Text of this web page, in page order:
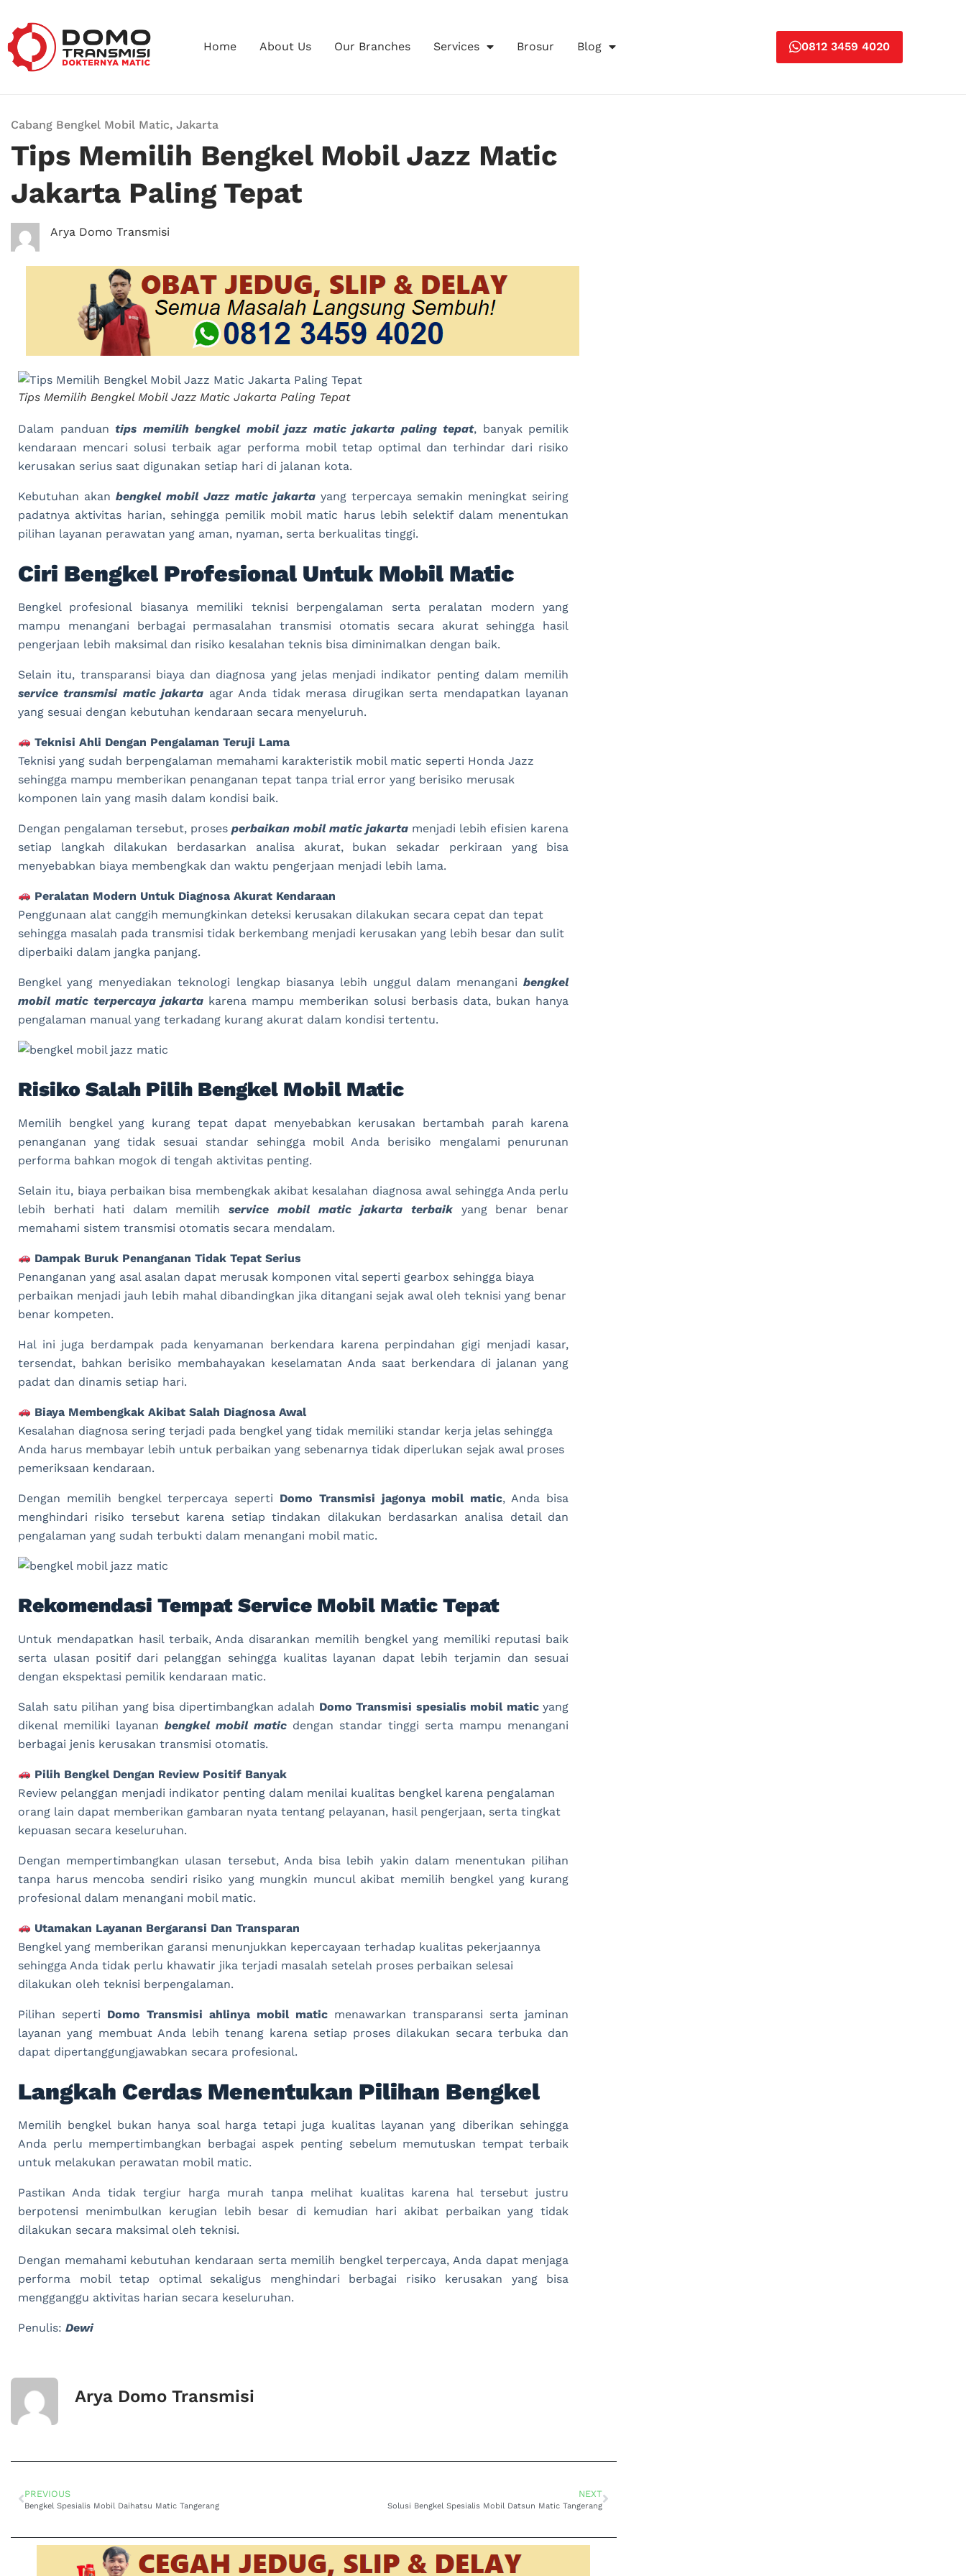
Home About Us Our Branches Services Brosur Blog 0812 3459 4020
Cabang Bengkel Mobil Matic, Jakarta
Tips Memilih Bengkel Mobil Jazz Matic
Jakarta Paling Tepat
Arya Domo Transmisi
Tips Memilih Bengkel Mobil Jazz Matic Jakarta Paling Tepat
Dalam panduantips memilih bengkel mobil jazz matic jakarta paling tepat, banyak pemilik
kendaraan mencari solusi terbaik agar performa mobil tetap optimal dan terhindar dari risiko
kerusakan serius saat digunakan setiap hari di jalanan kota.
Kebutuhan akanbengkel mobil Jazz matic jakartayang terpercaya semakin meningkat seiring
padatnya aktivitas harian, sehingga pemilik mobil matic harus lebih selektif dalam menentukan
pilihan layanan perawatan yang aman, nyaman, serta berkualitas tinggi.
Ciri Bengkel Profesional Untuk Mobil Matic
Bengkel profesional biasanya memiliki teknisi berpengalaman serta peralatan modern yang
mampu menangani berbagai permasalahan transmisi otomatis secara akurat sehingga hasil
pengerjaan lebih maksimal dan risiko kesalahan teknis bisa diminimalkan dengan baik.
Selain itu, transparansi biaya dan diagnosa yang jelas menjadi indikator penting dalam memilih
service transmisi matic jakarta agar Anda tidak merasa dirugikan serta mendapatkan layanan
yang sesuai dengan kebutuhan kendaraan secara menyeluruh.
Teknisi Ahli Dengan Pengalaman Teruji Lama
Teknisi yang sudah berpengalaman memahami karakteristik mobil matic seperti Honda Jazz
sehingga mampu memberikan penanganan tepat tanpa trial error yang berisiko merusak
komponen lain yang masih dalam kondisi baik.
Dengan pengalaman tersebut, prosesperbaikan mobil matic jakarta menjadi lebih efisien karena
setiap langkah dilakukan berdasarkan analisa akurat, bukan sekadar perkiraan yang bisa
menyebabkan biaya membengkak dan waktu pengerjaan menjadi lebih lama.
Peralatan Modern Untuk Diagnosa Akurat Kendaraan
Penggunaan alat canggih memungkinkan deteksi kerusakan dilakukan secara cepat dan tepat
sehingga masalah pada transmisi tidak berkembang menjadi kerusakan yang lebih besar dan sulit
diperbaiki dalam jangka panjang.
Bengkel yang menyediakan teknologi lengkap biasanya lebih unggul dalam menanganibengkel
mobil matic terpercaya jakarta karena mampu memberikan solusi berbasis data, bukan hanya
pengalaman manual yang terkadang kurang akurat dalam kondisi tertentu.
Risiko Salah Pilih Bengkel Mobil Matic
Memilih bengkel yang kurang tepat dapat menyebabkan kerusakan bertambah parah karena
penanganan yang tidak sesuai standar sehingga mobil Anda berisiko mengalami penurunan
performa bahkan mogok di tengah aktivitas penting.
Selain itu, biaya perbaikan bisa membengkak akibat kesalahan diagnosa awal sehingga Anda perlu
lebih berhati hati dalam memilihservice mobil matic jakarta terbaikyang benar benar
memahami sistem transmisi otomatis secara mendalam.
Dampak Buruk Penanganan Tidak Tepat Serius
Penanganan yang asal asalan dapat merusak komponen vital seperti gearbox sehingga biaya
perbaikan menjadi jauh lebih mahal dibandingkan jika ditangani sejak awal oleh teknisi yang benar
benar kompeten.
Hal ini juga berdampak pada kenyamanan berkendara karena perpindahan gigi menjadi kasar,
tersendat, bahkan berisiko membahayakan keselamatan Anda saat berkendara di jalanan yang
padat dan dinamis setiap hari.
Biaya Membengkak Akibat Salah Diagnosa Awal
Kesalahan diagnosa sering terjadi pada bengkel yang tidak memiliki standar kerja jelas sehingga
Anda harus membayar lebih untuk perbaikan yang sebenarnya tidak diperlukan sejak awal proses
pemeriksaan kendaraan.
Dengan memilih bengkel terpercaya seperti Domo Transmisi jagonya mobil matic, Anda bisa
menghindari risiko tersebut karena setiap tindakan dilakukan berdasarkan analisa detail dan
pengalaman yang sudah terbukti dalam menangani mobil matic.
Rekomendasi Tempat Service Mobil Matic Tepat
Untuk mendapatkan hasil terbaik, Anda disarankan memilih bengkel yang memiliki reputasi baik
serta ulasan positif dari pelanggan sehingga kualitas layanan dapat lebih terjamin dan sesuai
dengan ekspektasi pemilik kendaraan matic.
Salah satu pilihan yang bisa dipertimbangkan adalah Domo Transmisi spesialis mobil maticyang
dikenal memiliki layananbengkel mobil matic dengan standar tinggi serta mampu menangani
berbagai jenis kerusakan transmisi otomatis.
Pilih Bengkel Dengan Review Positif Banyak
Review pelanggan menjadi indikator penting dalam menilai kualitas bengkel karena pengalaman
orang lain dapat memberikan gambaran nyata tentang pelayanan, hasil pengerjaan, serta tingkat
kepuasan secara keseluruhan.
Dengan mempertimbangkan ulasan tersebut, Anda bisa lebih yakin dalam menentukan pilihan
tanpa harus mencoba sendiri risiko yang mungkin muncul akibat memilih bengkel yang kurang
profesional dalam menangani mobil matic.
Utamakan Layanan Bergaransi Dan Transparan
Bengkel yang memberikan garansi menunjukkan kepercayaan terhadap kualitas pekerjaannya
sehingga Anda tidak perlu khawatir jika terjadi masalah setelah proses perbaikan selesai
dilakukan oleh teknisi berpengalaman.
Pilihan seperti Domo Transmisi ahlinya mobil matic menawarkan transparansi serta jaminan
layanan yang membuat Anda lebih tenang karena setiap proses dilakukan secara terbuka dan
dapat dipertanggungjawabkan secara profesional.
Langkah Cerdas Menentukan Pilihan Bengkel
Memilih bengkel bukan hanya soal harga tetapi juga kualitas layanan yang diberikan sehingga
Anda perlu mempertimbangkan berbagai aspek penting sebelum memutuskan tempat terbaik
untuk melakukan perawatan mobil matic.
Pastikan Anda tidak tergiur harga murah tanpa melihat kualitas karena hal tersebut justru
berpotensi menimbulkan kerugian lebih besar di kemudian hari akibat perbaikan yang tidak
dilakukan secara maksimal oleh teknisi.
Dengan memahami kebutuhan kendaraan serta memilih bengkel terpercaya, Anda dapat menjaga
performa mobil tetap optimal sekaligus menghindari berbagai risiko kerusakan yang bisa
mengganggu aktivitas harian secara keseluruhan.
Penulis: Dewi
Arya Domo Transmisi
PREVIOUS
Bengkel Spesialis Mobil Daihatsu Matic Tangerang
NEXT
Solusi Bengkel Spesialis Mobil Datsun Matic Tangerang